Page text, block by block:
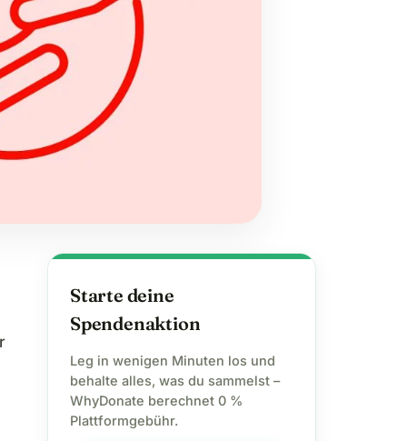
Starte deine
Spendenaktion
Leg in wenigen Minuten los und
behalte alles, was du sammelst –
WhyDonate berechnet 0 %
Plattformgebühr.